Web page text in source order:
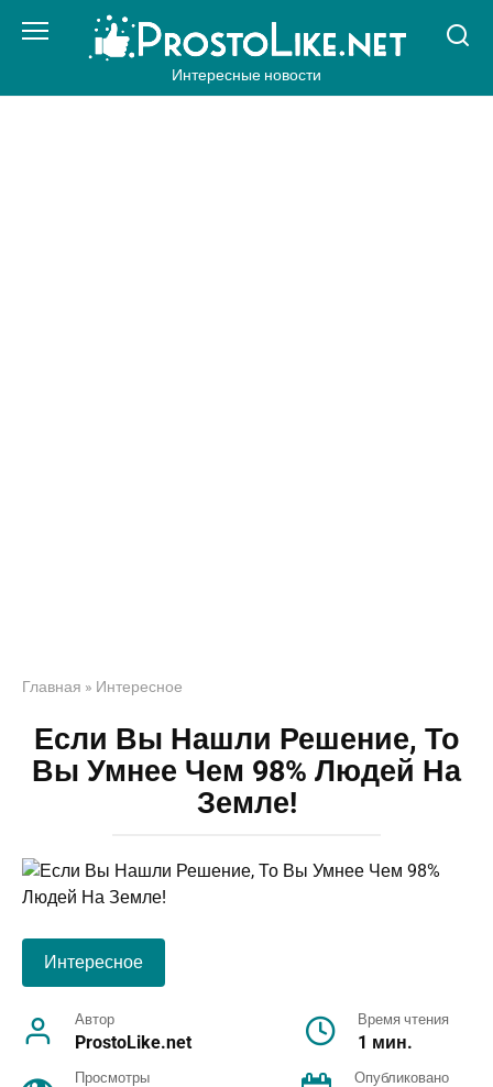
Интересные новости
Главная » Интересное
Если Вы Нашли Решение, То
Вы Умнее Чем 98% Людей На
Земле!
Интересное
Автор
ProstoLike.net
Время чтения
1 мин.
Просмотры Опубликовано